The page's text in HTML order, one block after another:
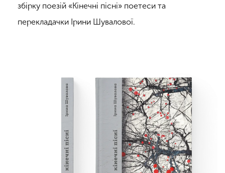
збірку поезій «Кінечні пісні» поетеси та
перекладачки Ірини Шувалової.